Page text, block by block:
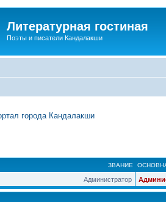
Литературная гостиная
Поэты и писатели Кандалакши
города Кандалакши
ЗВАНИЕ
Администратор